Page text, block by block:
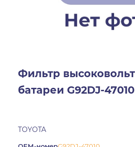
Фильтр
батареи G92DJ-47010
TOYOTA